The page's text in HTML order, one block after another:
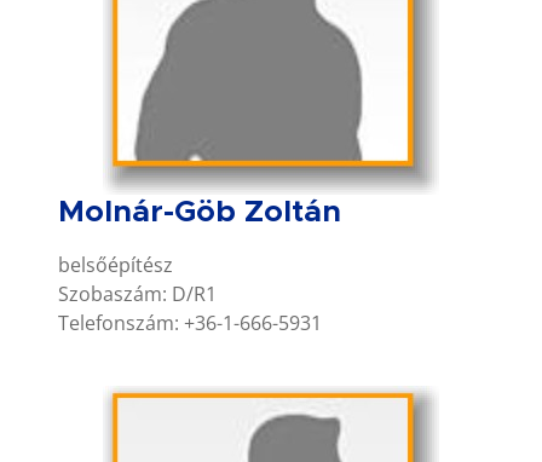
Molnár-Göb Zoltán
belsőépítész
Szobaszám: D/R1
Telefonszám: +36-1-666-5931